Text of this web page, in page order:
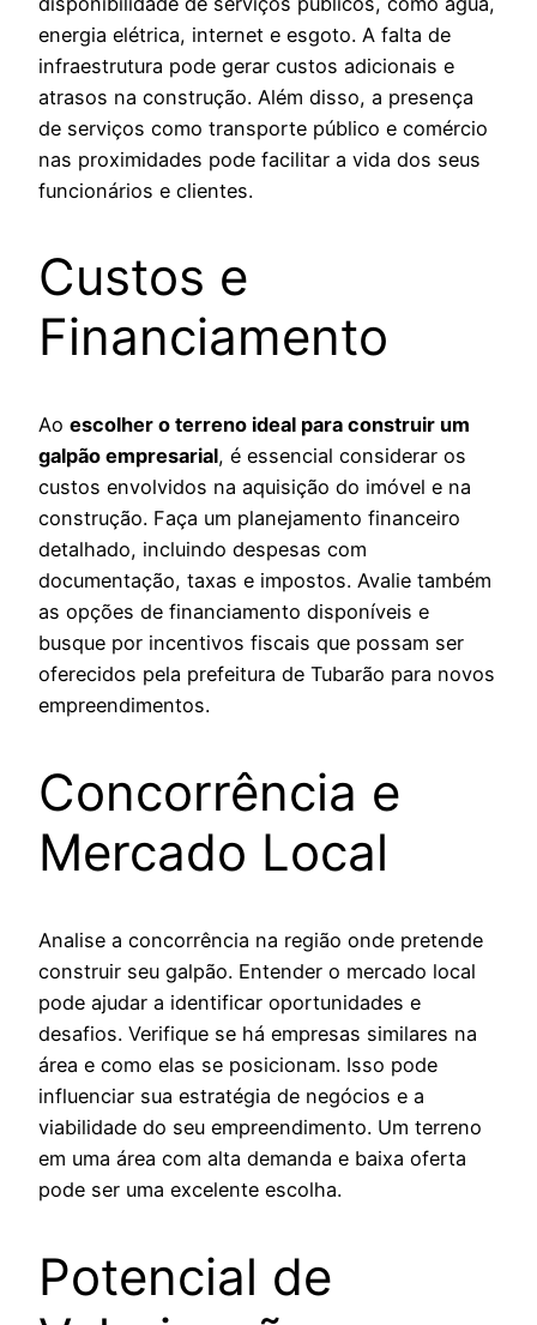
energia elétrica, internet e esgoto. A falta de
infraestrutura pode gerar custos adicionais e
atrasos na construção. Além disso, a presença
de serviços como transporte público e comércio
nas proximidades pode facilitar a vida dos seus
funcionários e clientes.
Custos e
Financiamento
Ao escolher o terreno ideal para construir um
galpão empresarial, é essencial considerar os
custos envolvidos na aquisição do imóvel e na
construção. Faça um planejamento financeiro
detalhado, incluindo despesas com
documentação, taxas e impostos. Avalie também
as opções de financiamento disponíveis e
busque por incentivos fiscais que possam ser
oferecidos pela prefeitura de Tubarão para novos
empreendimentos.
Concorrência e
Mercado Local
Analise a concorrência na região onde pretende
construir seu galpão. Entender o mercado local
pode ajudar a identificar oportunidades e
desafios. Verifique se há empresas similares na
área e como elas se posicionam. Isso pode
influenciar sua estratégia de negócios e a
viabilidade do seu empreendimento. Um terreno
em uma área com alta demanda e baixa oferta
pode ser uma excelente escolha.
Potencial de